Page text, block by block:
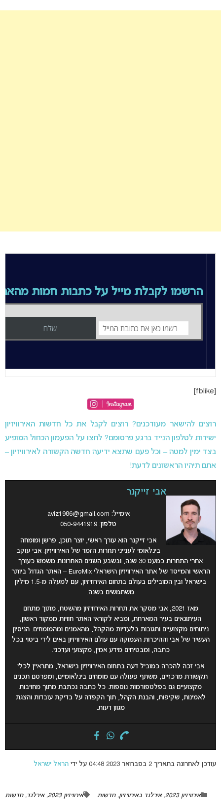
הרשמו לקבלת מייל על כתבות חמות
רוצים להישאר מעודכנים? רוצים לקבל את כל חדשות האירוויזיון
ישירות לטלפון הנייד ברגע פרסומם? לחצו על הפעמון הכחול המופיע
בצד ימין למטה – וכל פעם שתצא ידיעה חדשה הקשורה לאירוויזיון –
אתם תיהיו הראשונים לדעת!
אבי זייקנר
אימייל: aviz1986@gmail.com
טלפון: 050-9441919
אבי זייקנר הוא עורך ראשי, יוצר תוכן, פרשן ומומחה
בינלאומי לענייני תחרות הזמר של האירוויזיון. אבי עוקב
אחרי התחרות כמעט 30 שנה, ובשבע השנים האחרונות משמש כעורך
הראשי והמייסד של אתר האירוויזיון הישראלי EuroMix – האתר הגדול ביותר
בישראל ובין המובילים בעולם בתחום האירוויזיון, עם למעלה מ-1.5 מיליון
משתמשים בשנה.
מאז 2021, אבי מסקר את תחרות האירוויזיון מהשטח, מתוך מתחם
העיתונאים בעיר המארחת, ומביא לקוראי האתר חוויות ממקור ראשון,
ניתוחים מקצועיים ותגובות בלעדיות מהקהל, מהאמנים ומהמומחים. הניסיון
העשיר של אבי וההיכרות העמוקה עם עולם האירוויזיון באים לידי ביטוי בכל
כתבה, ומבטיחים מידע אמין, מקצועי ועדכני.
אבי זכה להכרה כמוביל דעה בתחום האירוויזיון בישראל, מתראיין לכלי
תקשורת מרכזיים, משתף פעולה עם מומחים בינלאומיים, ומפרסם תכנים
מקצועיים גם בפלטפורמות נוספות. כל כתבה נכתבת מתוך מחויבות
לאמינות, שקיפות, והבנת הקהל, תוך הקפדה על בדיקת עובדות והצגת
מגוון דעות.
עודכן לאחרונה בתאריך 2 בפברואר 2023 04:48 על ידי הראל ישראל
אירוויזיון 2023 , אירלנד באירוויזיון, חדשות אירוויזיון 2023 , אירלנד, חדשות